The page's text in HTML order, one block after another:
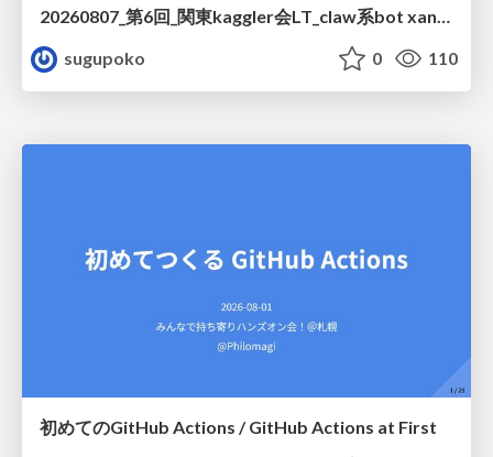
20260807_第6回_関東kaggler会LT_claw系bot xangiと始める、"寂しくない" kaggle
sugupoko
0 110
初めてのGitHub Actions / GitHub Actions at First